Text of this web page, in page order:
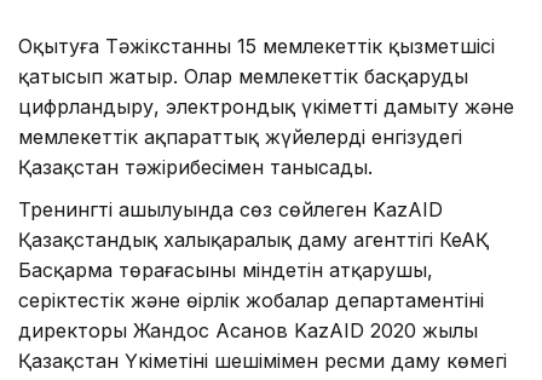
Оқытуға Тәжікстанның 15 мемлекеттік қызметшісі
қатысып жатыр. Олар мемлекеттік басқаруды
цифрландыру, электрондық үкіметті дамыту және
мемлекеттік ақпараттық жүйелерді енгізудегі
Қазақстан тәжірибесімен танысады.
Тренингтің ашылуында сөз сөйлеген KazAID
Қазақстандық халықаралық даму агенттігі КеАҚ
Басқарма төрағасының міндетін атқарушы,
серіктестік және өңірлік жобалар департаментінің
директоры Жандос Асанов KazAID 2020 жылы
Қазақстан Үкіметінің шешімімен ресми даму көмегі